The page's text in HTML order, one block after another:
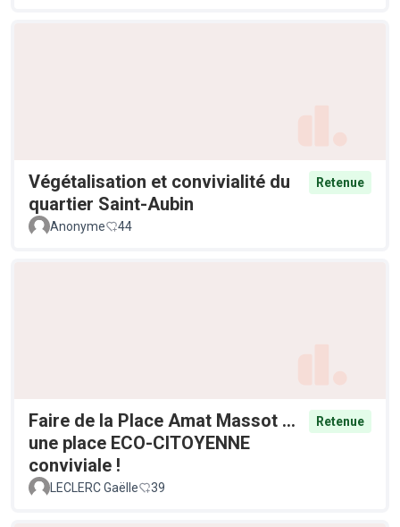
Végétalisation et convivialité du
quartier Saint-Aubin
Retenue
Anonyme 44
Faire de la Place Amat Massot ...
une place ECO-CITOYENNE
conviviale !
Retenue
LECLERC Gaëlle 39